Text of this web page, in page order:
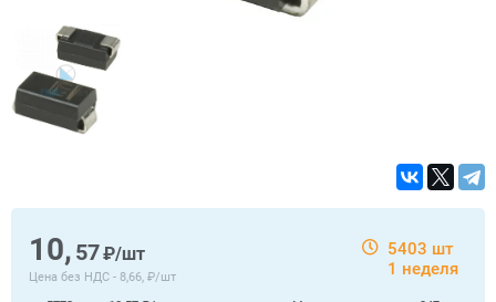
10, 57₽/шт
Цена без НДС - 8,66, ₽/шт
5403 шт
1 неделя